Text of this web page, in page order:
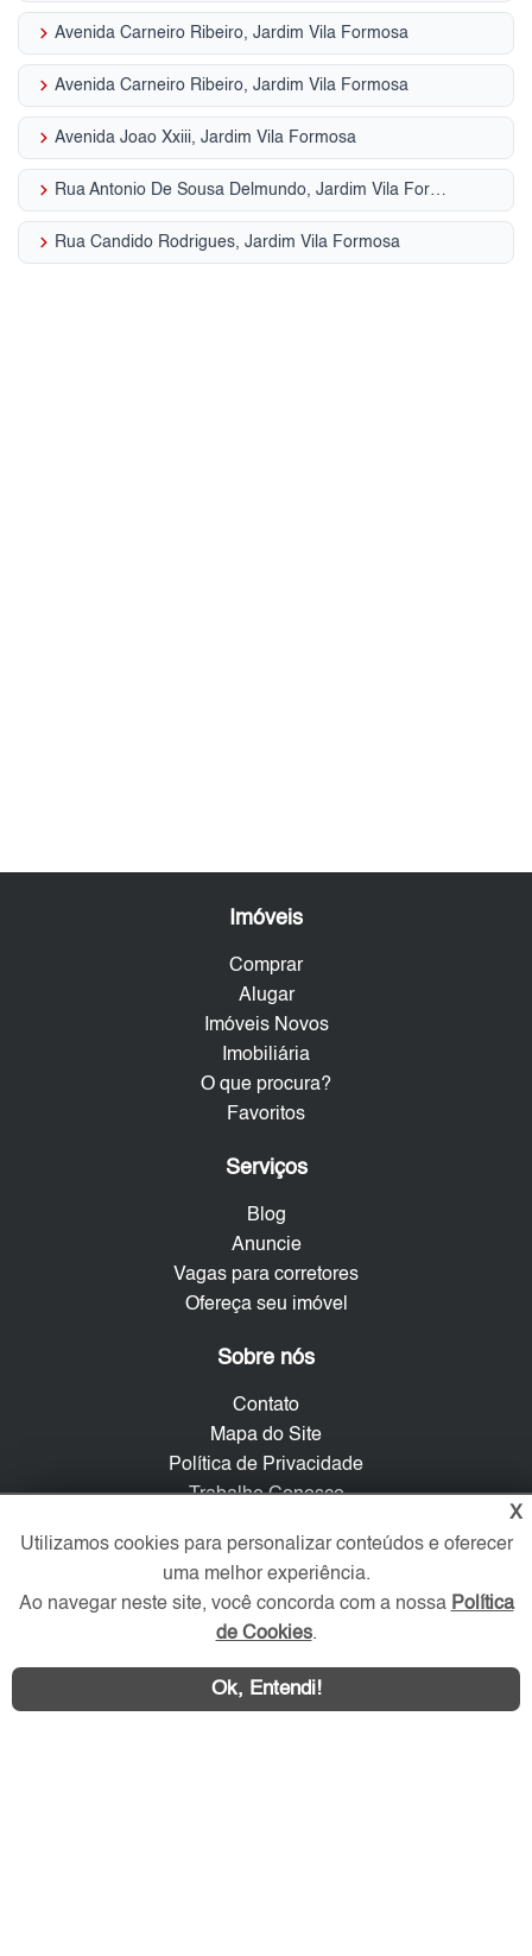
keyboard_arrow_right Avenida Carneiro Ribeiro, Jardim Vila Formosa
keyboard_arrow_right Avenida Carneiro Ribeiro, Jardim Vila Formosa
keyboard_arrow_right Avenida Joao Xxiii, Jardim Vila Formosa
keyboard_arrow_right Rua Antonio De Sousa Delmundo, Jardim Vila Formosa
keyboard_arrow_right Rua Candido Rodrigues, Jardim Vila Formosa
Imóveis
Comprar
Alugar
Imóveis Novos
Imobiliária
O que procura?
Favoritos
Serviços
Blog
Anuncie
Vagas para corretores
Ofereça seu imóvel
Sobre nós
Contato
Mapa do Site
Política de Privacidade
Trabalhe Conosco
Verificada por
Redes Sociais
X
Utilizamos cookies para personalizar conteúdos e oferecer
uma melhor experiência.
Ao navegar neste site, você concorda com a nossa Política
de Cookies.
Ok, Entendi!